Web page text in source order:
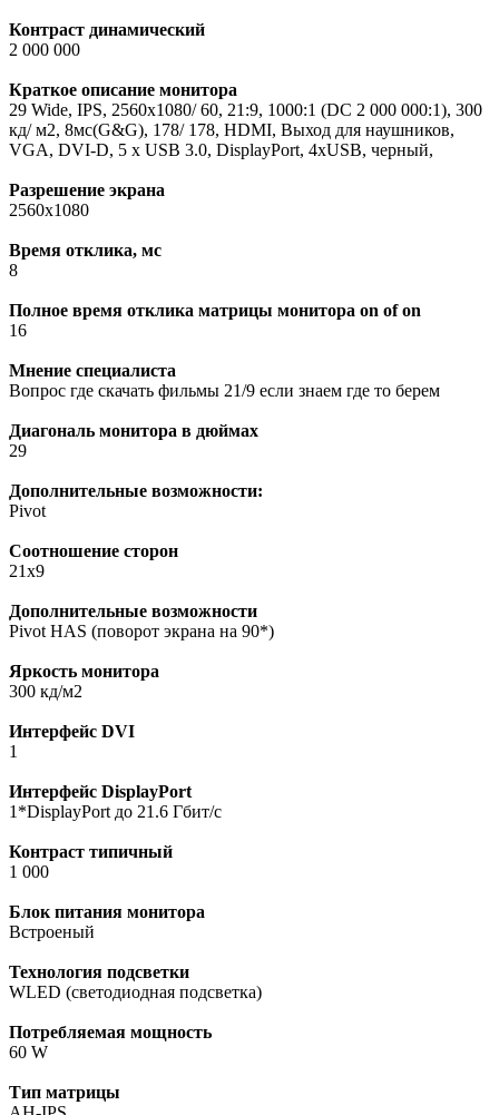
Контраст динамический
2 000 000
Краткое описание монитора
29 Wide, IPS, 2560x1080/ 60, 21:9, 1000:1 (DC 2 000 000:1), 300
кд/ м2, 8мс(G&G), 178/ 178, HDMI, Выход для наушников,
VGA, DVI-D, 5 x USB 3.0, DisplayPort, 4хUSB, черный,
Разрешение экрана
2560x1080
Время отклика, мс
8
Полное время отклика матрицы монитора on of on
16
Мнение специалиста
Вопрос где скачать фильмы 21/9 если знаем где то берем
Диагональ монитора в дюймах
29
Дополнительные возможности:
Pivot
Соотношение сторон
21х9
Дополнительные возможности
Pivot HAS (поворот экрана на 90*)
Яркость монитора
300 кд/м2
Интерфейс DVI
1
Интерфейс DisplayPort
1*DisplayPort до 21.6 Гбит/с
Контраст типичный
1 000
Блок питания монитора
Встроеный
Технология подсветки
WLED (светодиодная подсветка)
Потребляемая мощность
60 W
Тип матрицы